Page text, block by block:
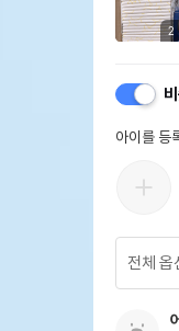
2
아이를 등